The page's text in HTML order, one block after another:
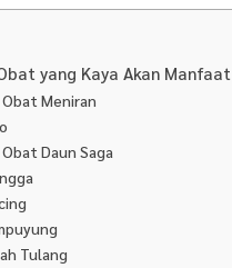
yang Kaya Akan Manfaat
Obat Meniran
Daun Saga
Tulang